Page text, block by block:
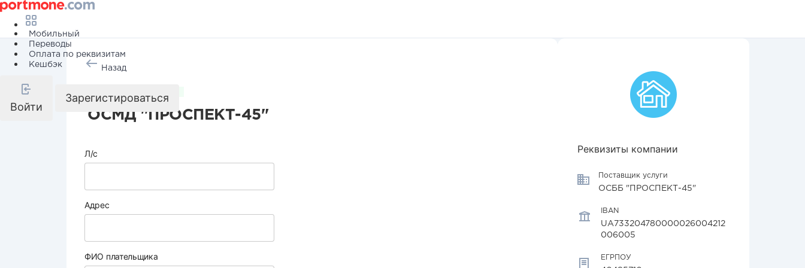
Мобильный
Переводы
Оплата по реквизитам
Кешбэк
Войти
Зарегистироваться
Назад
ОСМД "ПРОСПЕКТ-45"
Л/с
Адрес
ФИО плательщика
Реквизиты компании
Поставщик услуги
ОСББ "ПРОСПЕКТ-45"
IBAN
UA733204780000026004212
006005
ЕГРПОУ